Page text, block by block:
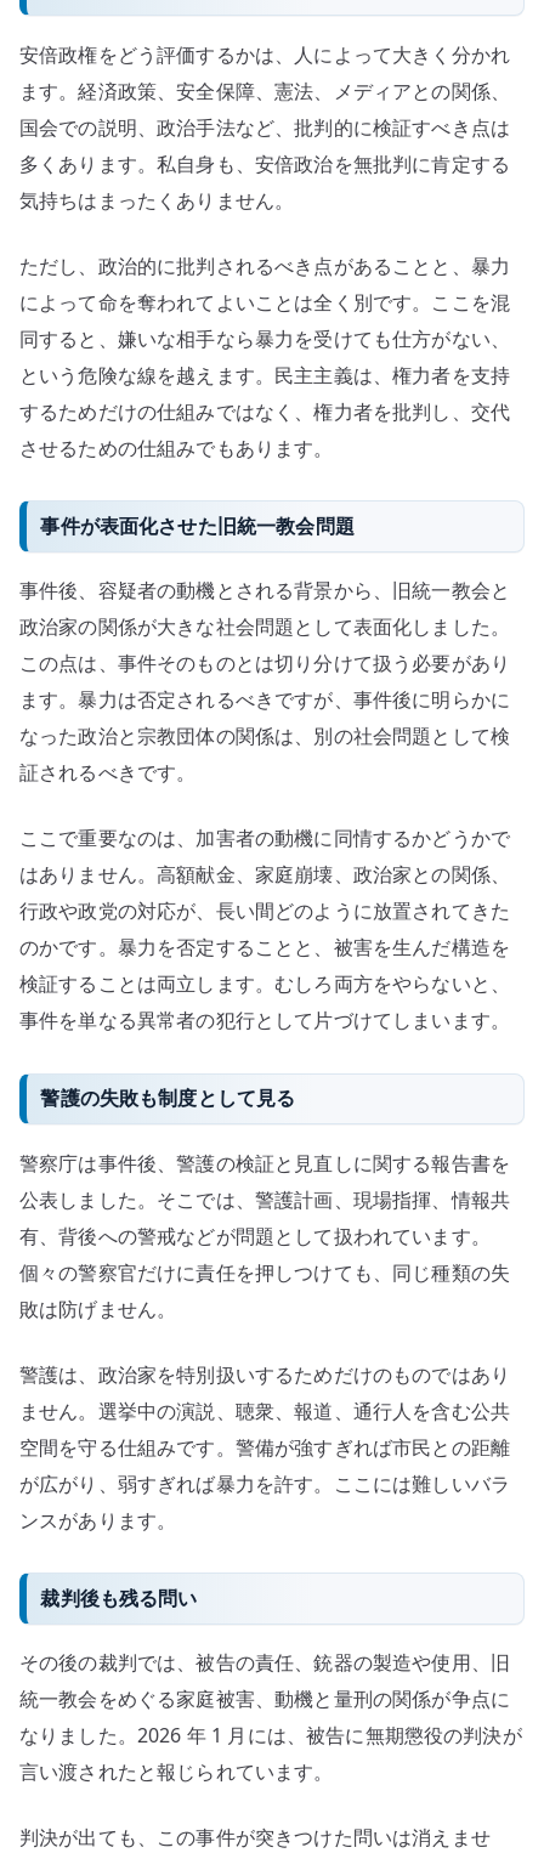
安倍政権をどう評価するかは、人によって大きく分かれ
ます。経済政策、安全保障、憲法、メディアとの関係、
国会での説明、政治手法など、批判的に検証すべき点は
多くあります。私自身も、安倍政治を無批判に肯定する
気持ちはまったくありません。
ただし、政治的に批判されるべき点があることと、暴力
によって命を奪われてよいことは全く別です。ここを混
同すると、嫌いな相手なら暴力を受けても仕方がない、
という危険な線を越えます。民主主義は、権力者を支持
するためだけの仕組みではなく、権力者を批判し、交代
させるための仕組みでもあります。
事件が表面化させた旧統一教会問題
事件後、容疑者の動機とされる背景から、旧統一教会と
政治家の関係が大きな社会問題として表面化しました。
この点は、事件そのものとは切り分けて扱う必要があり
ます。暴力は否定されるべきですが、事件後に明らかに
なった政治と宗教団体の関係は、別の社会問題として検
証されるべきです。
ここで重要なのは、加害者の動機に同情するかどうかで
はありません。高額献金、家庭崩壊、政治家との関係、
行政や政党の対応が、長い間どのように放置されてきた
のかです。暴力を否定することと、被害を生んだ構造を
検証することは両立します。むしろ両方をやらないと、
事件を単なる異常者の犯行として片づけてしまいます。
警護の失敗も制度として見る
警察庁は事件後、警護の検証と見直しに関する報告書を
公表しました。そこでは、警護計画、現場指揮、情報共
有、背後への警戒などが問題として扱われています。
個々の警察官だけに責任を押しつけても、同じ種類の失
敗は防げません。
警護は、政治家を特別扱いするためだけのものではあり
ません。選挙中の演説、聴衆、報道、通行人を含む公共
空間を守る仕組みです。警備が強すぎれば市民との距離
が広がり、弱すぎれば暴力を許す。ここには難しいバラ
ンスがあります。
裁判後も残る問い
その後の裁判では、被告の責任、銃器の製造や使用、旧
統一教会をめぐる家庭被害、動機と量刑の関係が争点に
なりました。2026 年 1 月には、被告に無期懲役の判決が
言い渡されたと報じられています。
判決が出ても、この事件が突きつけた問いは消えませ